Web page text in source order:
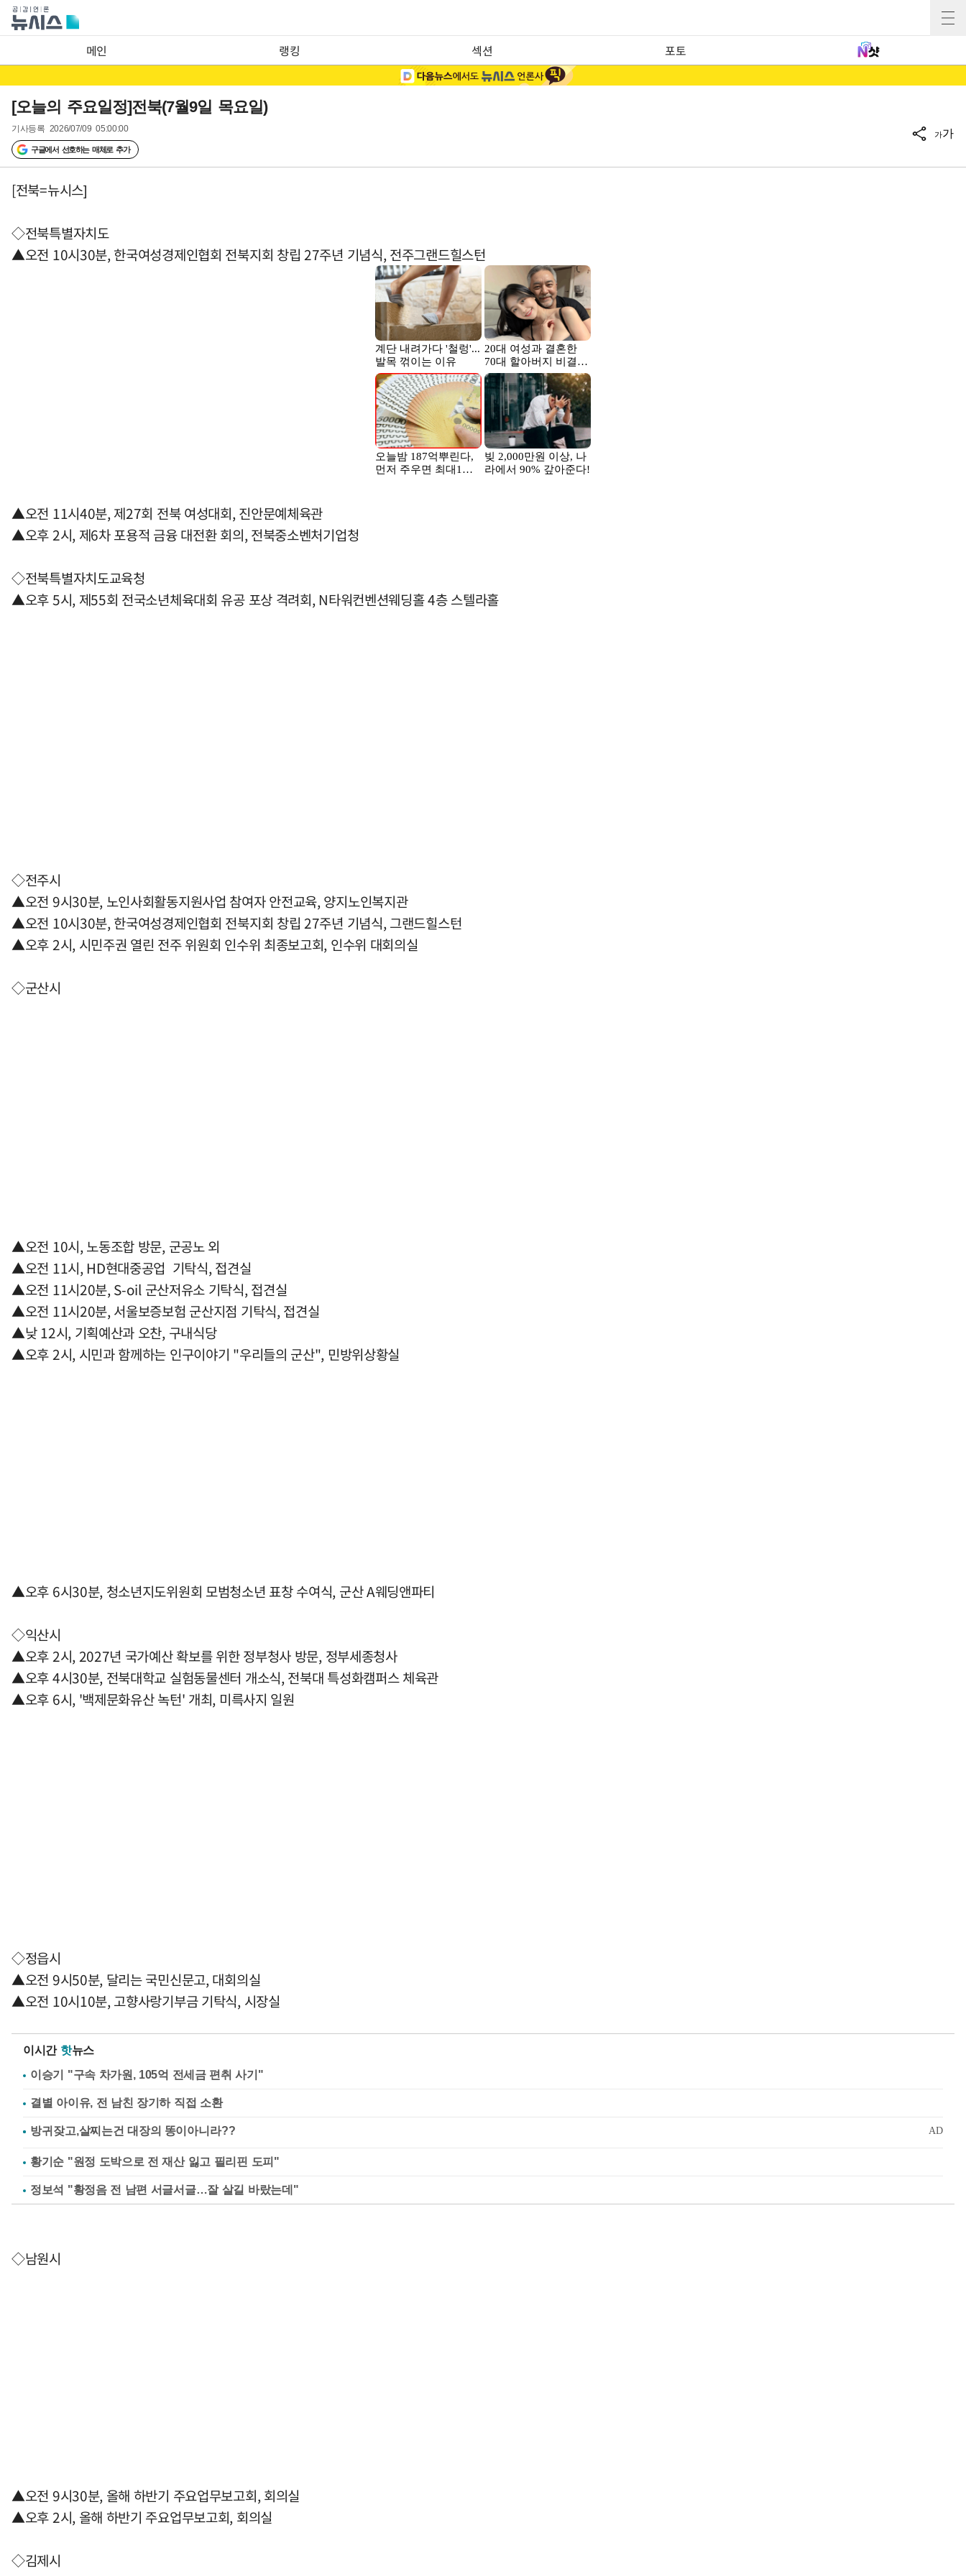
메인 랭킹 섹션 포토
[오늘의 주요일정]전북(7월9일 목요일)
기사등록 2026/07/09 05:00:00
구글에서 선호하는 매체로 추가
가가
[전북=뉴시스]
◇전북특별자치도
▲오전 10시30분, 한국여성경제인협회 전북지회 창립 27주년 기념식, 전주그랜드힐스턴
▲오전 11시40분, 제27회 전북 여성대회, 진안문예체육관
▲오후 2시, 제6차 포용적 금융 대전환 회의, 전북중소벤처기업청
◇전북특별자치도교육청
▲오후 5시, 제55회 전국소년체육대회 유공 포상 격려회, N타워컨벤션웨딩홀 4층 스텔라홀
◇전주시
▲오전 9시30분, 노인사회활동지원사업 참여자 안전교육, 양지노인복지관
▲오전 10시30분, 한국여성경제인협회 전북지회 창립 27주년 기념식, 그랜드힐스턴
▲오후 2시, 시민주권 열린 전주 위원회 인수위 최종보고회, 인수위 대회의실
◇군산시
▲오전 10시, 노동조합 방문, 군공노 외
▲오전 11시, HD현대중공업 기탁식, 접견실
▲오전 11시20분, S-oil 군산저유소 기탁식, 접견실
▲오전 11시20분, 서울보증보험 군산지점 기탁식, 접견실
▲낮 12시, 기획예산과 오찬, 구내식당
▲오후 2시, 시민과 함께하는 인구이야기 "우리들의 군산", 민방위상황실
▲오후 6시30분, 청소년지도위원회 모범청소년 표창 수여식, 군산 A웨딩앤파티
◇익산시
▲오후 2시, 2027년 국가예산 확보를 위한 정부청사 방문, 정부세종청사
▲오후 4시30분, 전북대학교 실험동물센터 개소식, 전북대 특성화캠퍼스 체육관
▲오후 6시, '백제문화유산 녹턴' 개최, 미륵사지 일원
◇정읍시
▲오전 9시50분, 달리는 국민신문고, 대회의실
▲오전 10시10분, 고향사랑기부금 기탁식, 시장실
이시간 핫뉴스
이승기 "구속 차가원, 105억 전세금 편취 사기"
결별 아이유, 전 남친 장기하 직접 소환
황기순 "원정 도박으로 전 재산 잃고 필리핀 도피"
정보석 "황정음 전 남편 서글서글…잘 살길 바랐는데"
◇남원시
▲오전 9시30분, 올해 하반기 주요업무보고회, 회의실
▲오후 2시, 올해 하반기 주요업무보고회, 회의실
◇김제시